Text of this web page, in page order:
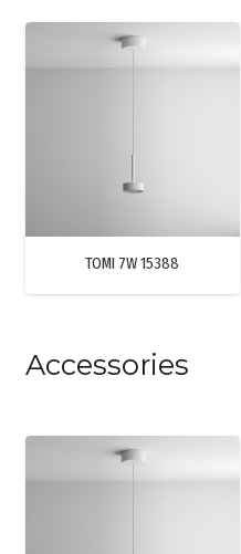
TOMI 7W 15388
Accessories